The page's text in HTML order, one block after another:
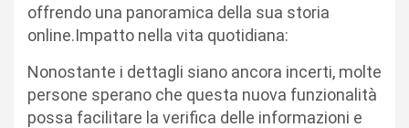
offrendo una panoramica della sua storia
online.Impatto nella vita quotidiana:
Nonostante i dettagli siano ancora incerti, molte
persone sperano che questa nuova funzionalità
possa facilitare la verifica delle informazioni e